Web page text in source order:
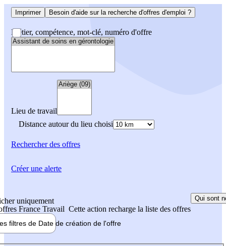
Imprimer Besoin d'aide sur la recherche d'offres d'emploi ?
Métier, compétence, mot-clé, numéro d'offre
Lieu de travail
Distance autour du lieu choisi
Rechercherdes offres
uniquement
France Travail Cette action recharge la liste des offres
Qui sont
filtres de Date de création de l'offre
Créer une alerte